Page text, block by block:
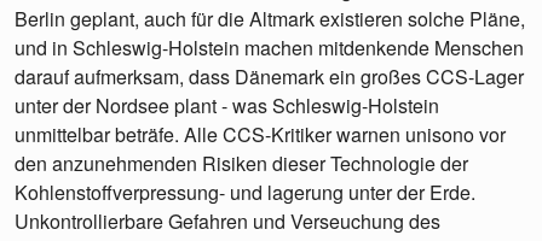
Berlin geplant, auch für die Altmark existieren solche Pläne,
und in Schleswig-Holstein machen mitdenkende Menschen
darauf aufmerksam, dass Dänemark ein großes CCS-Lager
unter der Nordsee plant - was Schleswig-Holstein
unmittelbar beträfe. Alle CCS-Kritiker warnen unisono vor
den anzunehmenden Risiken dieser Technologie der
Kohlenstoffverpressung- und lagerung unter der Erde.
Unkontrollierbare Gefahren und Verseuchung des